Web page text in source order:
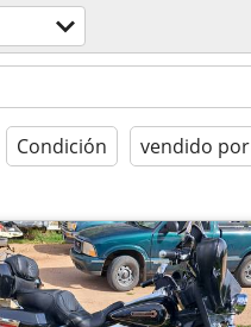
Condición vendido por